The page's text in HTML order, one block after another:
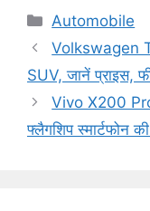
C
a
e
g
o
Automobile
Volkswagen
SUV, जानें प्राइस,
Vivo X200
फ्लैगशिप स्मार्टफोन